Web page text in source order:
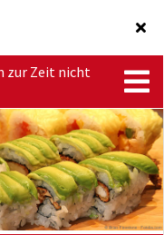
zur Zeit nicht